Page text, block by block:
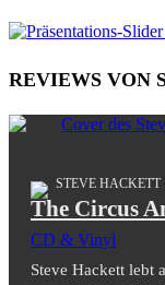
REVIEWS VON
STEVE HACKETT
The Circus
CD & Vinyl
Steve Hackett lebt